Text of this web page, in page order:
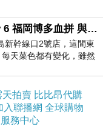
【2026-6廣島】Day 6 福岡博多血拼 與機場接送少年司機深夜對談
新幹線口2號店，這間東
天菜色都有變化，雖然
熱，但
天拍賣 比比昂代購
入聯播網 全球購物
服務中心